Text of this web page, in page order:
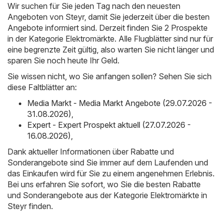
Wir suchen für Sie jeden Tag nach den neuesten
Angeboten von Steyr, damit Sie jederzeit über die besten
Angebote informiert sind. Derzeit finden Sie 2 Prospekte
in der Kategorie Elektromärkte. Alle Flugblätter sind nur für
eine begrenzte Zeit gültig, also warten Sie nicht länger und
sparen Sie noch heute Ihr Geld.
Sie wissen nicht, wo Sie anfangen sollen? Sehen Sie sich
diese Faltblätter an:
Media Markt - Media Markt Angebote (29.07.2026 -
31.08.2026)
Expert - Expert Prospekt aktuell (27.07.2026 -
16.08.2026)
Dank aktueller Informationen über Rabatte und
Sonderangebote sind Sie immer auf dem Laufenden und
das Einkaufen wird für Sie zu einem angenehmen Erlebnis.
Bei uns erfahren Sie sofort, wo Sie die besten Rabatte
und Sonderangebote aus der Kategorie Elektromärkte in
Steyr finden.